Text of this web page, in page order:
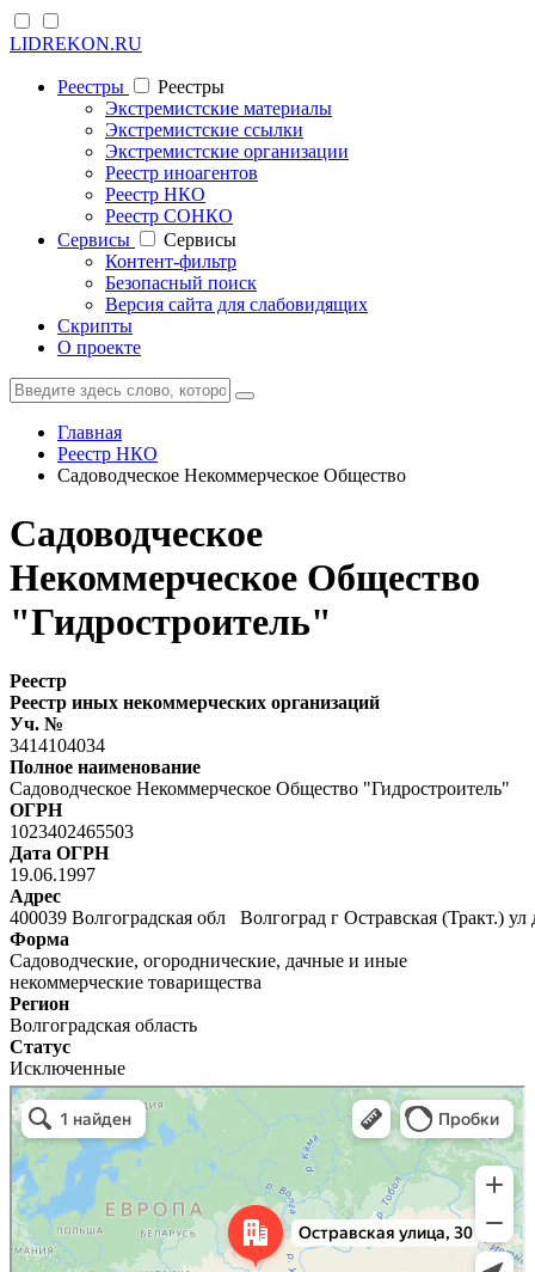
LIDREKON.RU
Реестры
Реестры
Экстремистские материалы
Экстремистские ссылки
Экстремистские организации
Реестр иноагентов
Реестр НКО
Реестр СОНКО
Cервисы
Cервисы
Контент-фильтр
Безопасный поиск
Версия сайта для слабовидящих
Скрипты
О проекте
Главная
Реестр НКО
Садоводческое Некоммерческое Общество
Садоводческое
Некоммерческое Общество
"Гидростроитель"
Реестр
Реестр иных некоммерческих организаций
Уч. №
3414104034
Полное наименование
Садоводческое Некоммерческое Общество "Гидростроитель"
ОГРН
1023402465503
Дата ОГРН
19.06.1997
Адрес
400039 Волгоградская обл Волгоград г Остравская (Тракт.) ул
Форма
Садоводческие, огороднические, дачные и иные
некоммерческие товарищества
Регион
Волгоградская область
Статус
Исключенные